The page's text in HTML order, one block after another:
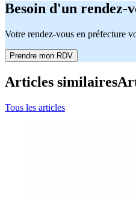
Besoin d'un rendez-
Votre rendez-vous en préfecture
Prendre mon RDV
Articles similaires
Tous les articles